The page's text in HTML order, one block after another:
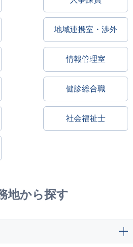
地域連携室・渉外
情報管理室
健診総合職
社会福祉士
地から探す